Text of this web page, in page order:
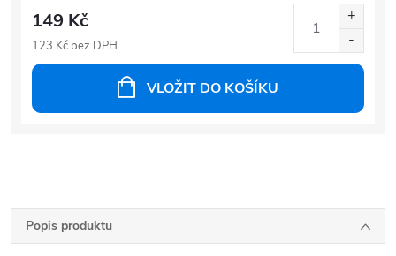
149 Kč
123 Kč bez DPH
VLOŽIT DO KOŠÍKU
Popis produktu